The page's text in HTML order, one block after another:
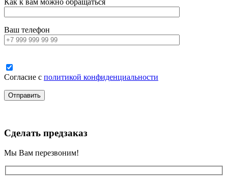
Как к вам можно обращаться
Ваш телефон
Согласие с политикой конфиденциальности
Сделать предзаказ
Мы Вам перезвоним!